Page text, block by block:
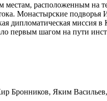
расположенным на
Монастырские подворья
дипломатическая миссия в
первым шагом на пути
Бронников, Яким